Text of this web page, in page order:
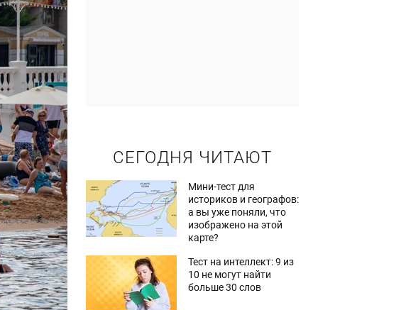
СЕГОДНЯ ЧИТАЮТ
Мини-тест для
историков и географов:
а вы уже поняли, что
изображено на этой
карте?
Тест на интеллект: 9 из
10 не могут найти
больше 30 слов